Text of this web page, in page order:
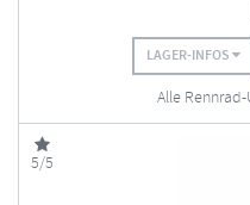
LAGER-INFOS
Alle
5/5